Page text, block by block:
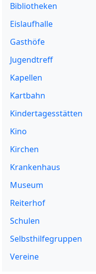
Bibliotheken
Eislaufhalle
Gasthöfe
Jugendtreff
Kapellen
Kartbahn
Kindertagesstätten
Kino
Kirchen
Krankenhaus
Museum
Reiterhof
Schulen
Selbsthilfegruppen
Vereine